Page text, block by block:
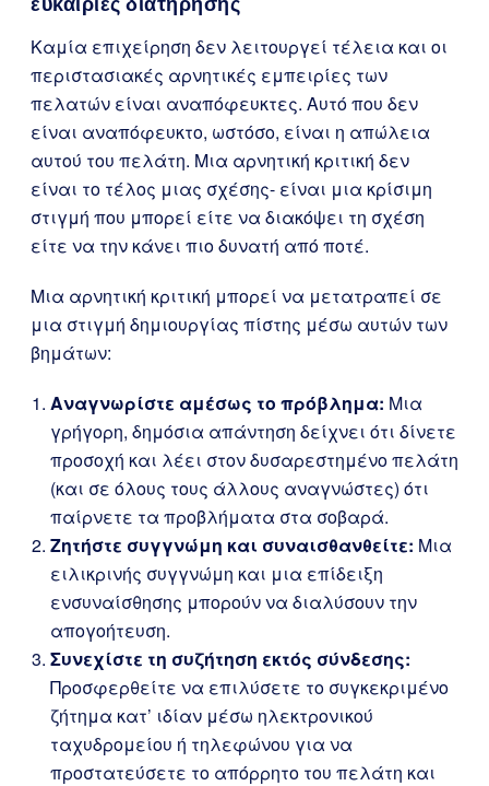
Καμία επιχείρηση δεν λειτουργεί τέλεια και οι
περιστασιακές αρνητικές εμπειρίες των
πελατών είναι αναπόφευκτες. Αυτό που δεν
είναι αναπόφευκτο, ωστόσο, είναι η απώλεια
αυτού του πελάτη. Μια αρνητική κριτική δεν
είναι το τέλος μιας σχέσης- είναι μια κρίσιμη
στιγμή που μπορεί είτε να διακόψει τη σχέση
είτε να την κάνει πιο δυνατή από ποτέ.
Μια αρνητική κριτική μπορεί να μετατραπεί σε
μια στιγμή δημιουργίας πίστης μέσω αυτών των
βημάτων:
Αναγνωρίστε αμέσως το πρόβλημα: Μια
γρήγορη, δημόσια απάντηση δείχνει ότι δίνετε
προσοχή και λέει στον δυσαρεστημένο πελάτη
(και σε όλους τους άλλους αναγνώστες) ότι
παίρνετε τα προβλήματα στα σοβαρά.
Ζητήστε συγγνώμη και συναισθανθείτε: Μια
ειλικρινής συγγνώμη και μια επίδειξη
ενσυναίσθησης μπορούν να διαλύσουν την
απογοήτευση.
Συνεχίστε τη συζήτηση εκτός σύνδεσης:
Προσφερθείτε να επιλύσετε το συγκεκριμένο
ζήτημα κατ’ ιδίαν μέσω ηλεκτρονικού
ταχυδρομείου ή τηλεφώνου για να
προστατεύσετε το απόρρητο του πελάτη και